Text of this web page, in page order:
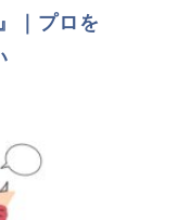
｜プロを